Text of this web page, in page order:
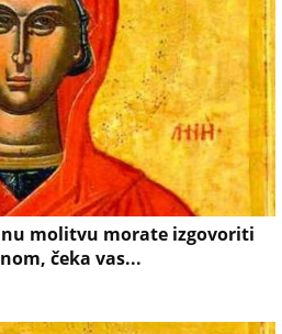
molitvu morate izgovoriti
čeka vas...